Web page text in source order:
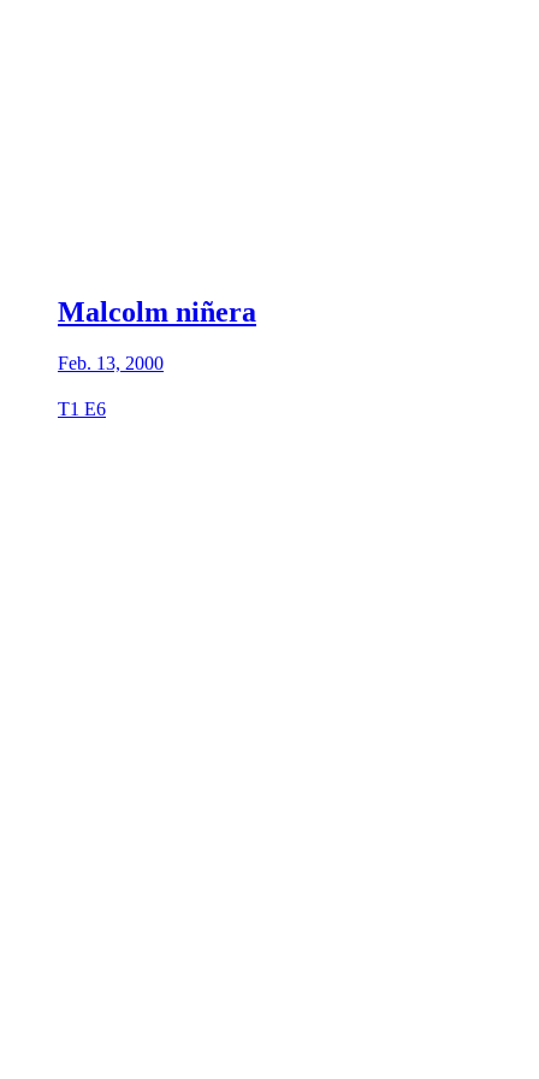
Malcolm niñera
Feb. 13, 2000
T1 E6